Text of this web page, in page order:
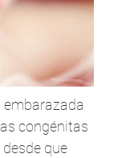
embarazada
congénitas
que